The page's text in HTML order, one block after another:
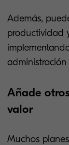
Además,
productividad
Añade
valor
Muchos